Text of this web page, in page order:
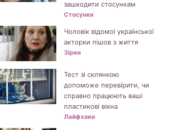
зашкодити стосункам
Стосунки
Чоловік відомої української
акторки пішов з життя
Зірки
Тест зі склянкою
допоможе перевірити, чи
справно працюють ваші
пластикові вікна
Лайфхаки